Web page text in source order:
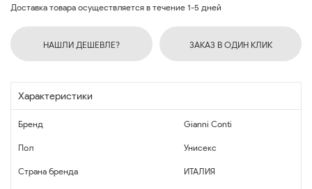
Доставка товара осуществляется в течение 1-5 дней
НАШЛИ ДЕШЕВЛЕ? ЗАКАЗ В ОДИН КЛИК
Характеристики
Бренд Gianni Conti
Пол Унисекс
Страна бренда ИТАЛИЯ